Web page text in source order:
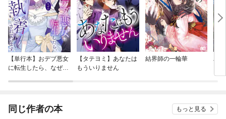
【単行本】おデブ悪女
に転生したら、なぜか
【タテヨミ】あなたは
もういりません
結界師の一輪華
バ
今
同じ作者の本 もっと見る